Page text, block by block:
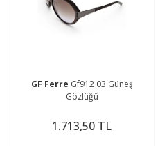
GF Ferre Gf912 03 Güneş
Gözlüğü
1.713,50 TL